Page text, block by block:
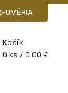
Košík
0 ks /0.00 €